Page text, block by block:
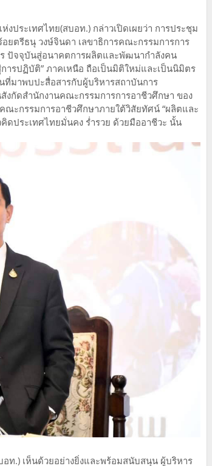
ระเทศไทย(สบอท.) กล่าวเปิดเผยว่า การประชุม
ตรีธนุ วงษ์จินดา เลขาธิการคณะกรรมการการ
ปัจจุบันสู่อนาคตการผลิตและพัฒนากำลังคน
ารปฏิบัติ” ภาคเหนือ ถือเป็นมิติใหม่และเป็นนิมิตร
ที่มาพบปะสื่อสารกับผู้บริหารสถาบันการ
งกัดสำนักงานคณะกรรมการการอาชีวศึกษา ของ
ะกรรมการอาชีวศึกษาภายใต้วิสัยทัศน์ “ผลิตและ
ดประเทศไทยมั่นคง ร่ำรวย ด้วยมืออาชีวะ นั้น
ท.) เห็นด้วยอย่างยิ่งและพร้อมสนับสนุน ผู้บริหาร